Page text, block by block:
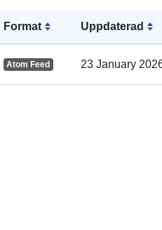
Format Uppdaterad
Atom Feed 23 January
Spatial: